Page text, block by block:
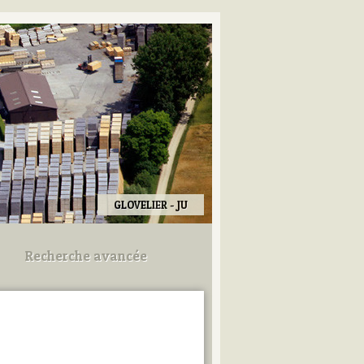
GLOVELIER - JU
Recherche avancée
Utilisez les champs ci-dessous